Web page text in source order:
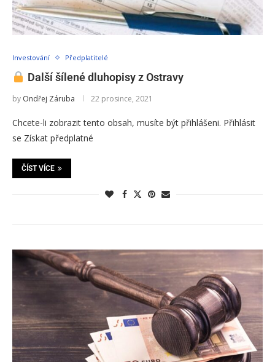
Investování Předplatitelé
Další šílené dluhopisy z Ostravy
by Ondřej Záruba 22 prosince, 2021
Chcete-li zobrazit tento obsah, musíte být přihlášeni. Přihlásit
se Získat předplatné
ČÍST VÍCE